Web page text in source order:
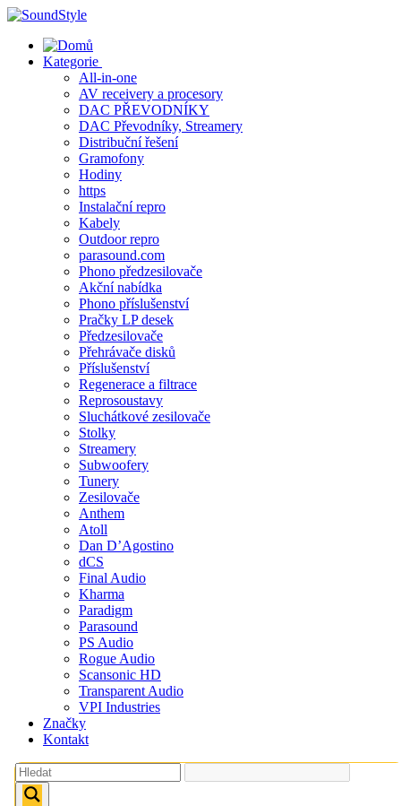
Skip
content
Kategorie
All-in-one
AV receivery a procesory
DAC PŘEVODNÍKY
DAC Převodníky, Streamery
Distribuční řešení
Gramofony
Hodiny
https
Instalační repro
Kabely
Outdoor repro
parasound.com
Phono předzesilovače
Akční nabídka
Phono příslušenství
Pračky LP desek
Předzesilovače
Přehrávače disků
Příslušenství
Regenerace a filtrace
Reprosoustavy
Sluchátkové zesilovače
Stolky
Streamery
Subwoofery
Tunery
Zesilovače
Anthem
Atoll
Dan D’Agostino
dCS
Final Audio
Kharma
Paradigm
Parasound
PS Audio
Rogue Audio
Scansonic HD
Transparent Audio
VPI Industries
Značky
Kontakt